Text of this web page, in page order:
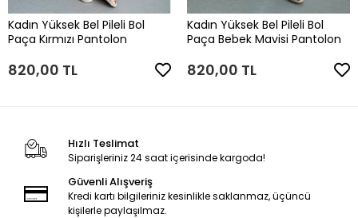
Kadın Yüksek Bel Pileli Bol
Paça Kırmızı Pantolon
820,00 TL
Kadın Yüksek Bel Pileli Bol
Paça Bebek Mavisi Pantolon
820,00 TL
Hızlı Teslimat
Siparişleriniz 24 saat içerisinde kargoda!
Güvenli Alışveriş
Kredi kartı bilgileriniz kesinlikle saklanmaz, üçüncü
kişilerle paylaşılmaz.